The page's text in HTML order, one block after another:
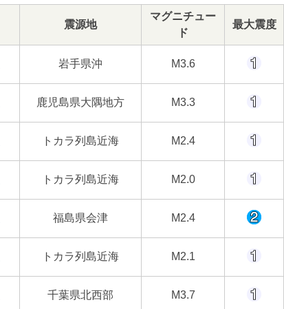
震源地
マグニチュー
ド
最大震度
岩手県沖 M3.6
鹿児島県大隅地方 M3.3
トカラ列島近海 M2.4
トカラ列島近海 M2.0
福島県会津 M2.4
トカラ列島近海 M2.1
千葉県北西部 M3.7